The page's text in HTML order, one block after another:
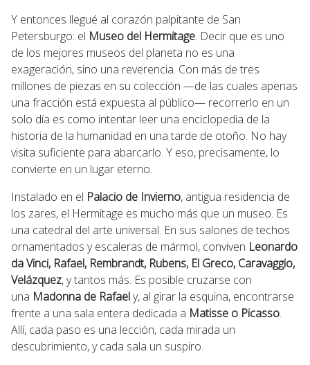
Y entonces llegué al corazón palpitante de San
Petersburgo: el Museo del Hermitage. Decir que es uno
de los mejores museos del planeta no es una
exageración, sino una reverencia. Con más de tres
millones de piezas en su colección —de las cuales apenas
una fracción está expuesta al público— recorrerlo en un
solo día es como intentar leer una enciclopedia de la
historia de la humanidad en una tarde de otoño. No hay
visita suficiente para abarcarlo. Y eso, precisamente, lo
convierte en un lugar eterno.
Instalado en el Palacio de Invierno, antigua residencia de
los zares, el Hermitage es mucho más que un museo. Es
una catedral del arte universal. En sus salones de techos
ornamentados y escaleras de mármol, conviven Leonardo
da Vinci, Rafael, Rembrandt, Rubens, El Greco, Caravaggio,
Velázquez, y tantos más. Es posible cruzarse con
una Madonna de Rafaely, al girar la esquina, encontrarse
frente a una sala entera dedicada a Matisse o Picasso.
Allí, cada paso es una lección, cada mirada un
descubrimiento, y cada sala un suspiro.